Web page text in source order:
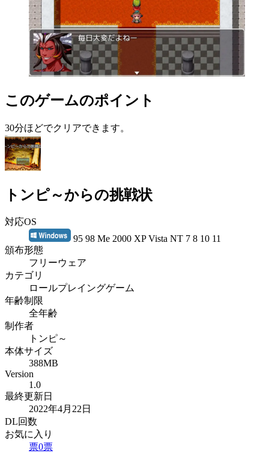
このゲームのポイント
30分ほどでクリアできます。
トンピ～からの挑戦状
対応OS
95 98 Me 2000 XP Vista NT 7 8 10 11
頒布形態
フリーウェア
カテゴリ
ロールプレイングゲーム
年齢制限
全年齢
制作者
トンピ～
本体サイズ
388MB
Version
1.0
最終更新日
2022年4月22日
DL回数
お気に入り
票0票